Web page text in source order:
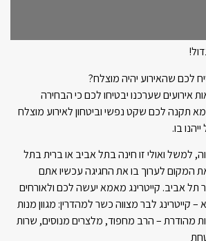
לכם שהאירוע יהיה מוצלח?
ומאות אירועים שערכנו יבטיחו לכם כי הבחירה
תקנה לכם שקט נפשי וביטחון לאירוע מוצלח
בו.
למשל ואולי זו חינה בתל אביב או ברית בתל
לערוך בו את החגיגה עכשיו אתם
תל אביב. קייטרינג מאמא יעשה לכם ולאורחים
לבר מצווה כשר למהדרין: מגוון מנות
מהודרת – הרב מחפוד, מלצרים מנוסים, שרות